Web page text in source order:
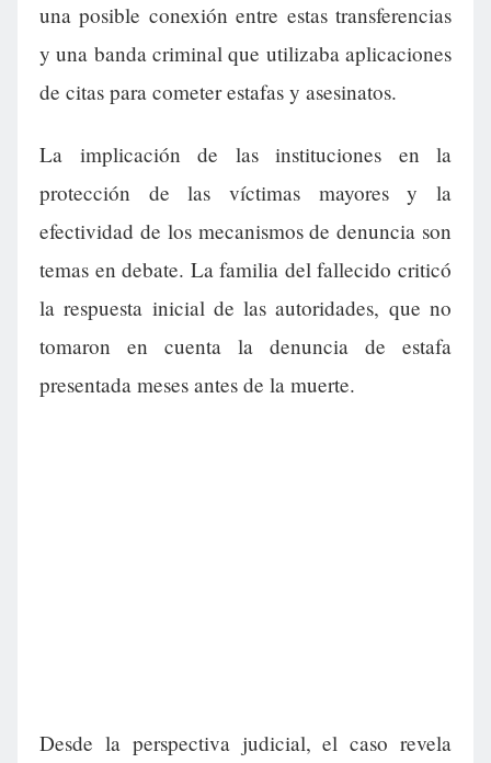
una posible conexión entre estas transferencias
y una banda criminal que utilizaba aplicaciones
de citas para cometer estafas y asesinatos.
La implicación de las instituciones en la
protección de las víctimas mayores y la
efectividad de los mecanismos de denuncia son
temas en debate. La familia del fallecido criticó
la respuesta inicial de las autoridades, que no
tomaron en cuenta la denuncia de estafa
presentada meses antes de la muerte.
Desde la perspectiva judicial, el caso revela